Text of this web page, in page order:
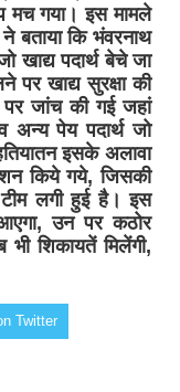
मच गया। इस मामले
बताया कि भंवरनाथ
खाद्य पदार्थ बेचे जा
पर खाद्य सुरक्षा की
जांच की गई जहां
अन्य पेय पदार्थ जो
इसके अलावा
किये गये, जिसकी
टीम लगी हुई है। इस
उन पर कठोर
भी शिकायतें मिलेंगी,
Twitter